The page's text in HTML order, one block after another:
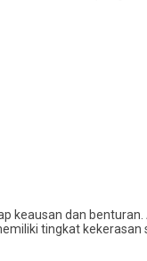
dan
tingkat kekerasan